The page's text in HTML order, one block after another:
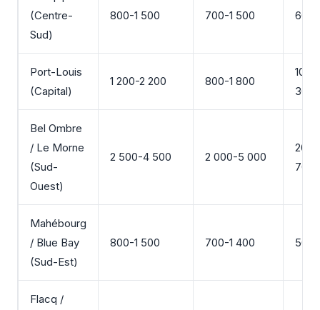
(Centre-
Sud)
800-1 500 700-1 500 60-
Port-Louis
(Capital)
1 200-2 200 800-1 800
100-
300
Bel Ombre
/ Le Morne
(Sud-
Ouest)
2 500-4 500 2 000-5 000
200-
700
Mahébourg
/ Blue Bay
(Sud-Est)
800-1 500 700-1 400 50-
Flacq /